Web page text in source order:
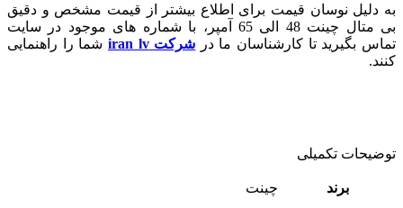
به دلیل نوسان قیمت برای اطلاع بیشتر از قیمت مشخص و دقیق
بی متال چینت 48 الی 65 آمپر، با شماره های موجود در سایت
تماس بگیرید تا کارشناسان ما در شرکت iran lv
شما را راهنمایی
کنند.
توضیحات تکمیلی
برند چینت